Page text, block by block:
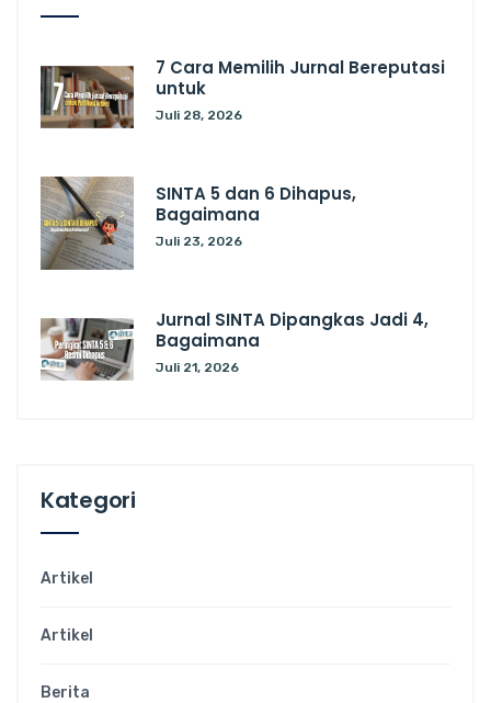
7 Cara Memilih Jurnal Bereputasi
untuk
Juli 28, 2026
SINTA 5 dan 6 Dihapus,
Bagaimana
Juli 23, 2026
Jurnal SINTA Dipangkas Jadi 4,
Bagaimana
Juli 21, 2026
Kategori
Artikel
Artikel
Berita